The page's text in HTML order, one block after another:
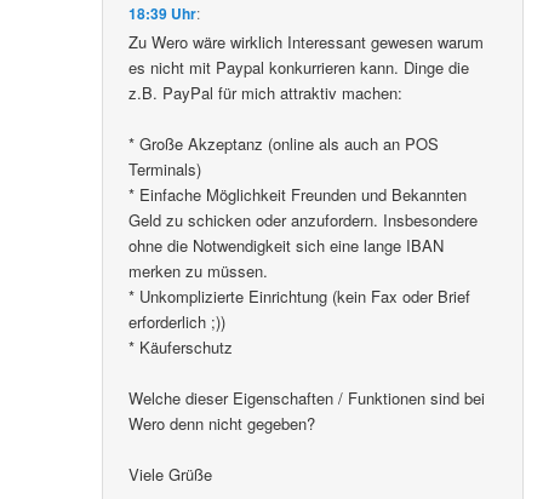
18:39 Uhr:
Zu Wero wäre wirklich Interessant gewesen warum
es nicht mit Paypal konkurrieren kann. Dinge die
z.B. PayPal für mich attraktiv machen:
* Große Akzeptanz (online als auch an POS
Terminals)
* Einfache Möglichkeit Freunden und Bekannten
Geld zu schicken oder anzufordern. Insbesondere
ohne die Notwendigkeit sich eine lange IBAN
merken zu müssen.
* Unkomplizierte Einrichtung (kein Fax oder Brief
erforderlich ;))
* Käuferschutz
Welche dieser Eigenschaften / Funktionen sind bei
Wero denn nicht gegeben?
Viele Grüße